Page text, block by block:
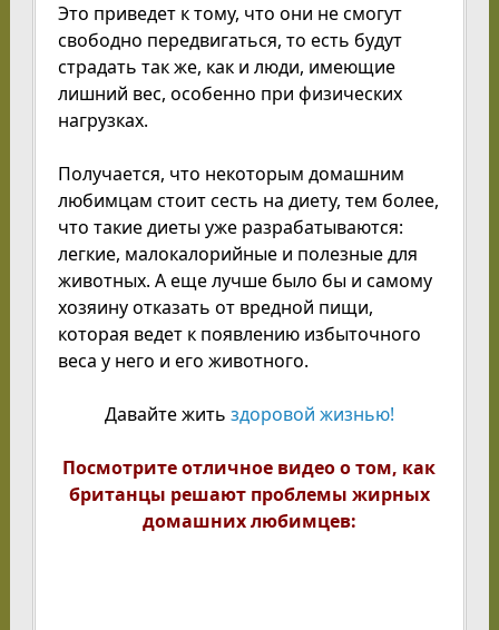
Это приведет к тому, что они не смогут
свободно передвигаться, то есть будут
страдать так же, как и люди, имеющие
лишний вес, особенно при физических
нагрузках.
Получается, что некоторым домашним
любимцам стоит сесть на диету, тем более,
что такие диеты уже разрабатываются:
легкие, малокалорийные и полезные для
животных. А еще лучше было бы и самому
хозяину отказать от вредной пищи,
которая ведет к появлению избыточного
веса у него и его животного.
Давайте жить здоровой жизнью!
Посмотрите отличное видео о том, как
британцы решают проблемы жирных
домашних любимцев: